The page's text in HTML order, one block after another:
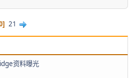
21
资料曝光